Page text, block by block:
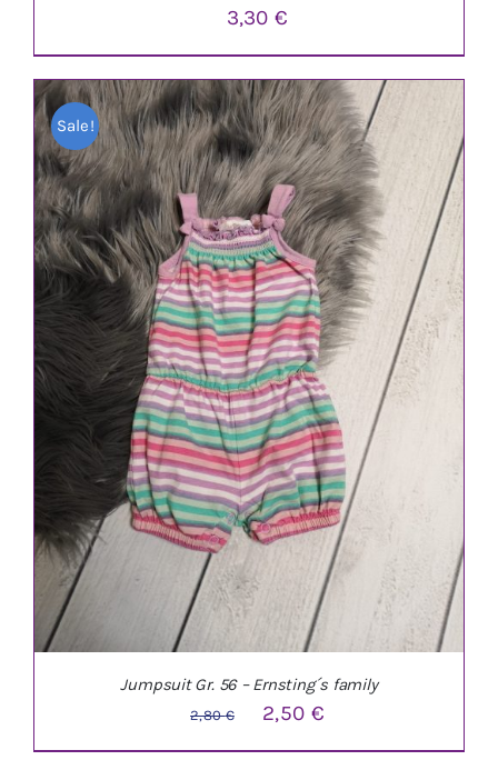
IN DEN WARENKORB / DETAILS
3,30€
Sale!
Jumpsuit Gr. 56 – Ernsting´s family
2,80€
Ursprünglicher
Preis
2,50 €Aktueller
Preis